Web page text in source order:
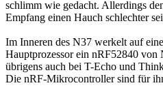
schlimm wie gedacht. Allerdings
Empfang einen Hauch schlechter
Im Inneren des N37 werkelt auf
Hauptprozessor ein nRF52840
übrigens auch bei T-Echo und
Die nRF-Mikrocontroller sind für